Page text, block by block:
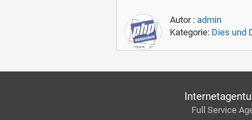
Autor :admin
Kategorie: Dies und
Full Service